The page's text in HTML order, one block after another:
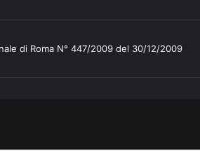
di Roma N° 447/2009 del 30/12/2009